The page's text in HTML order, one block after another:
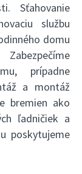
Sťahovanie
službu
domu
prípadne
a montáž
bremien ako
ľadničiek a
poskytujeme